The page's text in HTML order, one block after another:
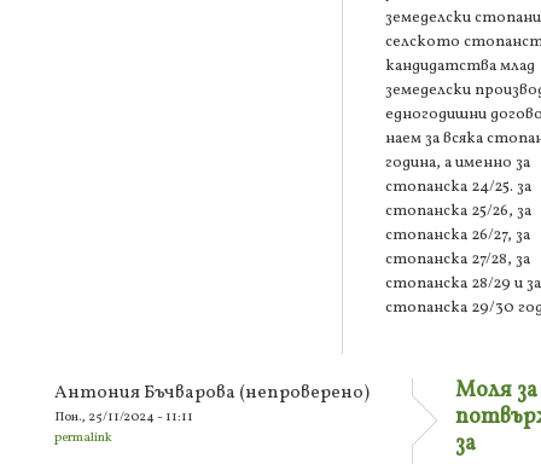
земеделски
селското
кандидатства млад
земеделски
едногодишни
наем за всяка
година, а именно за
стопанска 24/25. за
стопанска 25/26, за
стопанска 26/27, за
стопанска 27/28, за
стопанска 28/29 и за
стопанска 29/30
Антония Бъчварова (непроверено)
Пон., 25/11/2024 - 11:11
permalink
Моля за
за